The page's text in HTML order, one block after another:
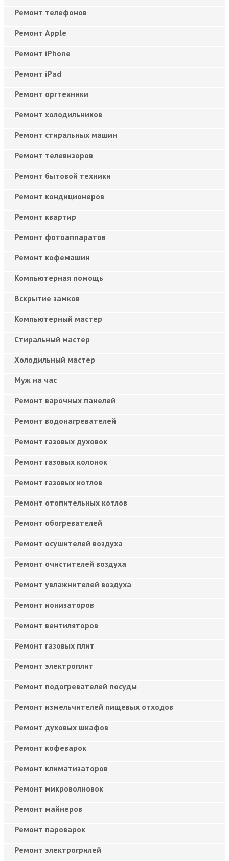
Ремонт телефонов
Ремонт Apple
Ремонт iPhone
Ремонт iPad
Ремонт оргтехники
Ремонт холодильников
Ремонт стиральных машин
Ремонт телевизоров
Ремонт бытовой техники
Ремонт кондиционеров
Ремонт квартир
Ремонт фотоаппаратов
Ремонт кофемашин
Компьютерная помощь
Вскрытие замков
Компьютерный мастер
Cтиральный мастер
Холодильный мастер
Муж на час
Ремонт варочных панелей
Ремонт водонагревателей
Ремонт газовых духовок
Ремонт газовых колонок
Ремонт газовых котлов
Ремонт отопительных котлов
Ремонт обогревателей
Ремонт осушителей воздуха
Ремонт очистителей воздуха
Ремонт увлажнителей воздуха
Ремонт ионизаторов
Ремонт вентиляторов
Ремонт газовых плит
Ремонт электроплит
Ремонт подогревателей посуды
Ремонт измельчителей пищевых отходов
Ремонт духовых шкафов
Ремонт кофеварок
Ремонт климатизаторов
Ремонт микроволновок
Ремонт майнеров
Ремонт пароварок
Ремонт электрогрилей